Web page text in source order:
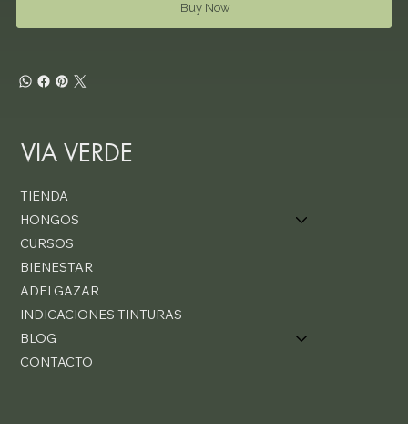
Buy Now
VIA VERDE
TIENDA
HONGOS
CURSOS
BIENESTAR
ADELGAZAR
INDICACIONES TINTURAS
BLOG
CONTACTO